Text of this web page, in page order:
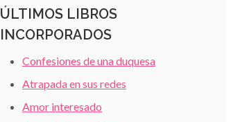
ÚLTIMOS LIBROS
INCORPORADOS
Confesiones de una duquesa
Atrapada en sus redes
Amor interesado